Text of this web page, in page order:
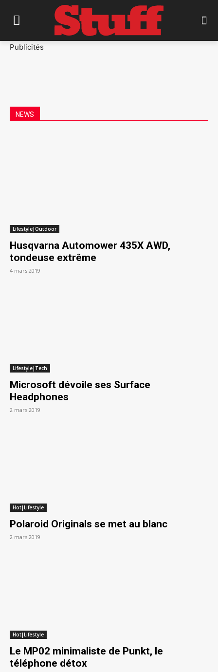
Publicités
NEWS
Lifestyle|Outdoor
Husqvarna Automower 435X AWD,
tondeuse extrême
4 mars 2019
Lifestyle|Tech
Microsoft dévoile ses Surface
Headphones
2 mars 2019
Hot|Lifestyle
Polaroid Originals se met au blanc
2 mars 2019
Hot|Lifestyle
Le MP02 minimaliste de Punkt, le
téléphone détox